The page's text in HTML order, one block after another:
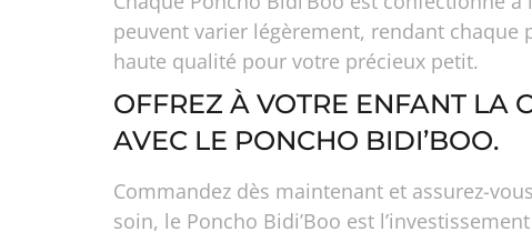
peuvent varier légèrement, rendant chaque
haute qualité pour votre précieux petit.
OFFREZ À VOTRE ENFANT LA
AVEC LE PONCHO BIDI’BOO.
Commandez dès maintenant et assurez-
soin, le Poncho Bidi’Boo est